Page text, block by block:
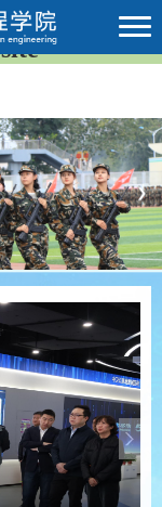
FIFA World
Next
Next